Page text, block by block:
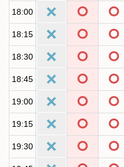
18:00
18:15
18:30
18:45
19:00
19:15
19:30